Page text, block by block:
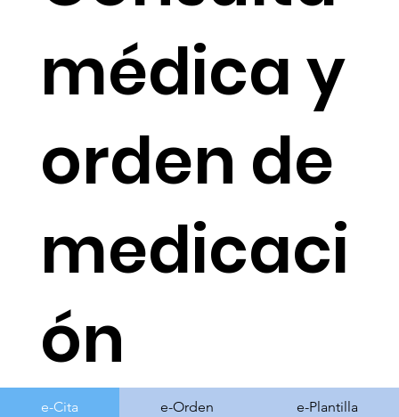
médica y
orden de
medicaci
ón
e-Cita e-Orden e-Plantilla